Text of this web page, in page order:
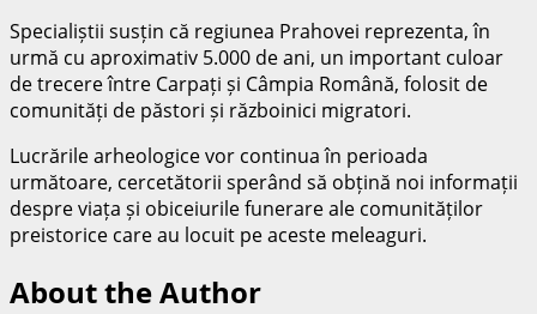
Specialiștii susțin că regiunea Prahovei reprezenta, în
urmă cu aproximativ 5.000 de ani, un important culoar
de trecere între Carpați și Câmpia Română, folosit de
comunități de păstori și războinici migratori.
Lucrările arheologice vor continua în perioada
următoare, cercetătorii sperând să obțină noi informații
despre viața și obiceiurile funerare ale comunităților
preistorice care au locuit pe aceste meleaguri.
About the Author